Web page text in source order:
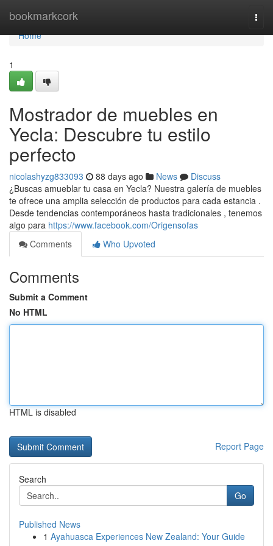
bookmarkcork
Home
Home
1
Mostrador de muebles en
Yecla: Descubre tu estilo
perfecto
nicolashyzg833093 88 days ago News
Discuss
¿Buscas amueblar tu casa en Yecla? Nuestra galería de muebles
te ofrece una amplia selección de productos para cada estancia .
Desde tendencias contemporáneos hasta tradicionales , tenemos
algo para https://www.facebook.com/Origensofas
Comments
Who Upvoted
Comments
Submit a Comment
No HTML
HTML is disabled
Report Page
Search
Go
Published News
1 Ayahuasca Experiences New Zealand: Your Guide